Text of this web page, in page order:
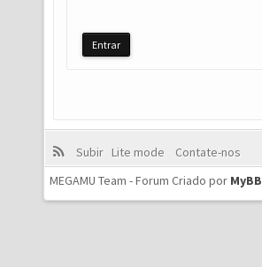
Subir Lite mode
Contate-nos
MEGAMU Team - Forum Criado por MyBB